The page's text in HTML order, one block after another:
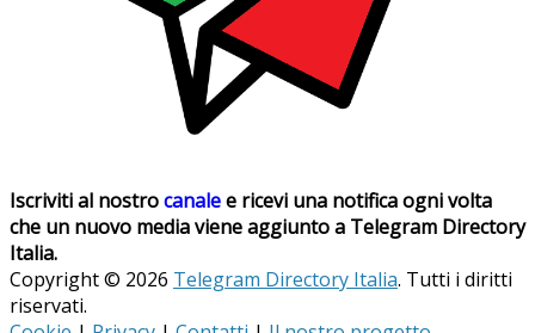
Iscriviti al nostrocanalee ricevi una notifica ogni volta
che un nuovo media viene aggiunto a Telegram Directory
Italia.
Copyright © 2026 Telegram Directory Italia. Tutti i diritti
riservati.